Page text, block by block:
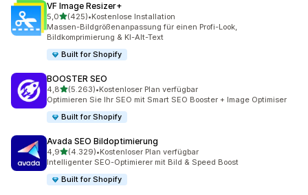
VF Image Resizer+
5,0von 5 Sternen
(425)
425 Rezensionen insgesamt
•Kostenlose Installation
Massen-Bildgrößenanpassung für einen Profi-Look,
Bildkomprimierung & KI-Alt-Text
Built for Shopify
BOOSTER SEO
4,8von 5 Sternen
(5.263)
5263 Rezensionen insgesamt
•Kostenloser Plan verfügbar
Optimieren Sie Ihr SEO mit Smart SEO Booster + Image Optimiser
Built for Shopify
Avada SEO Bildoptimierung
4,9von 5 Sternen
(4.329)
4329 Rezensionen insgesamt
•Kostenloser Plan verfügbar
Intelligenter SEO-Optimierer mit Bild & Speed Boost
Built for Shopify